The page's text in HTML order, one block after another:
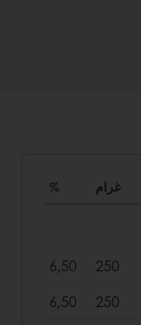
غرام %
250
6,50
250
6,50